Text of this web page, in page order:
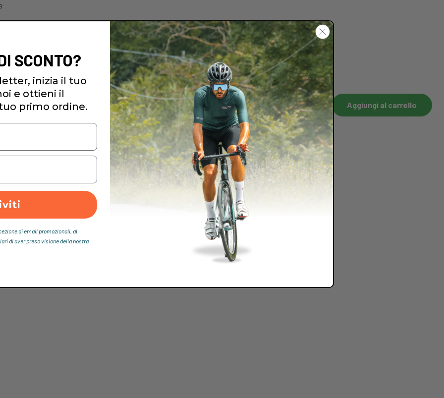
Aggiungi al carrello
SCONTO?
inizia il tuo
e ottieni il
primo ordine.
di email promozionali, al
di aver preso visione della nostra